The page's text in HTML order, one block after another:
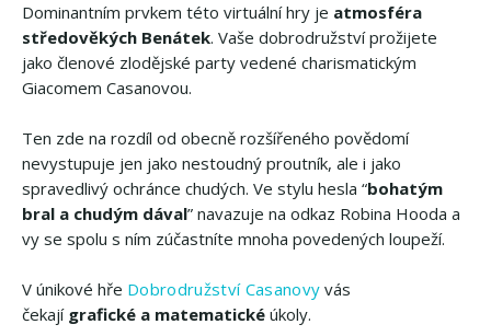
Dominantním prvkem této virtuální hry je atmosféra
středověkých Benátek. Vaše dobrodružství prožijete
jako členové zlodějské party vedené charismatickým
Giacomem Casanovou.
Ten zde na rozdíl od obecně rozšířeného povědomí
nevystupuje jen jako nestoudný proutník, ale i jako
spravedlivý ochránce chudých. Ve stylu hesla “bohatým
bral a chudým dával” navazuje na odkaz Robina Hooda a
vy se spolu s ním zúčastníte mnoha povedených loupeží.
V únikové hře Dobrodružství Casanovy vás
čekají grafické a matematické úkoly.